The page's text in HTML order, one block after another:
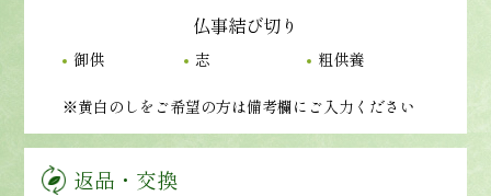
仏事結び切り
御供 志 粗供養
※黄白のしをご希望の方は備考欄にご入力ください
返品・交換